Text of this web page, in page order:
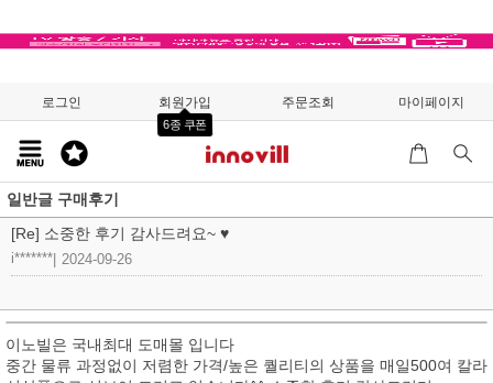
로그인 회원가입
6종 쿠폰
주문조회 마이페이지
일반글 구매후기
[Re] 소중한 후기 감사드려요~ ♥
i******* 2024-09-26
이노빌은 국내최대 도매몰 입니다
중간 물류 과정없이 저렴한 가격/높은 퀄리티의 상품을 매일500여 칼라